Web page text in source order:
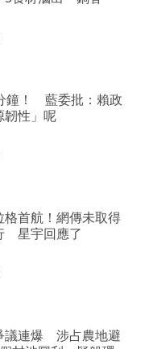
鐘！ 藍委批：賴政
韌性」呢
首航！網傳未取得
星宇回應了
議連爆 涉占農地避